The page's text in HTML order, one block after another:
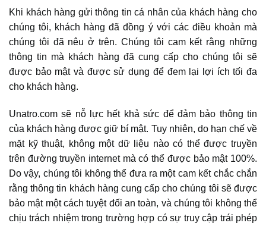
Khi khách hàng gửi thông tin cá nhân của khách hàng cho
chúng tôi, khách hàng đã đồng ý với các điều khoản mà
chúng tôi đã nêu ở trên. Chúng tôi cam kết rằng những
thông tin mà khách hàng đã cung cấp cho chúng tôi sẽ
được bảo mật và được sử dụng để đem lại lợi ích tối đa
cho khách hàng.
Unatro.com sẽ nỗ lực hết khả sức để đảm bảo thông tin
của khách hàng được giữ bí mật. Tuy nhiên, do hạn chế về
mặt kỹ thuật, không một dữ liệu nào có thể được truyền
trên đường truyền internet mà có thể được bảo mật 100%.
Do vậy, chúng tôi không thể đưa ra một cam kết chắc chắn
rằng thông tin khách hàng cung cấp cho chúng tôi sẽ được
bảo mật một cách tuyệt đối an toàn, và chúng tôi không thể
chịu trách nhiệm trong trường hợp có sự truy cập trái phép